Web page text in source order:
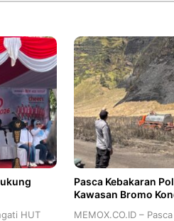
HUT
Pasca Kebakaran
Kawasan Bromo
MEMOX.CO.ID –